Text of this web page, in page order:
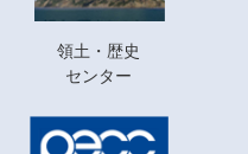
領土・歴史
センター